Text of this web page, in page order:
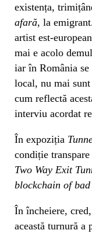
existența,
afară, la
artist est-
mai e acolo
iar în România se
local, nu mai
cum reflectă
interviu acordat
În expoziția
condiție
Two Way Exit
blockchain of
În încheiere,
această turnură a